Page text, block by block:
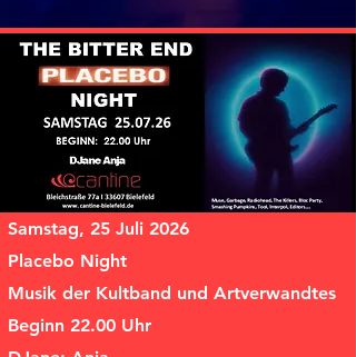
Samstag, 25 Juli 2026
Placebo Night
Musik der Kultband und Artverwandtes
Beginn 22.00 Uhr